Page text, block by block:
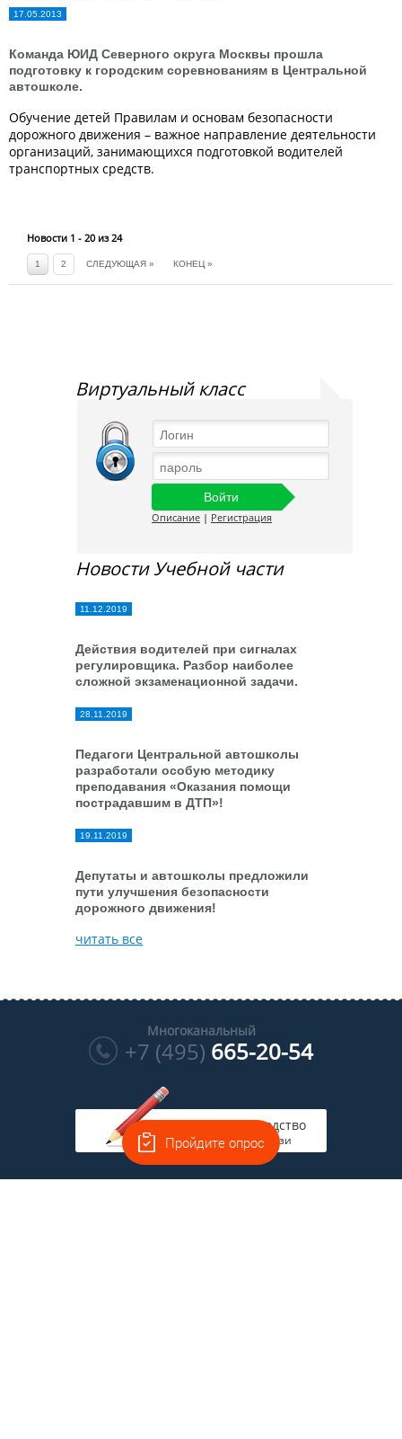
17.05.2013
Команда ЮИД Северного округа Москвы прошла
подготовку к городским соревнованиям в Центральной
автошколе.
Обучение детей Правилам и основам безопасности
дорожного движения – важное направление деятельности
организаций, занимающихся подготовкой водителей
транспортных средств.
Новости 1 - 20 из 24
1 2 СЛЕДУЮЩАЯ » КОНЕЦ »
Виртуальный класс
Описание | Регистрация
Новости Учебной части
11.12.2019
Действия водителей при сигналах
регулировщика. Разбор наиболее
сложной экзаменационной задачи.
28.11.2019
Педагоги Центральной автошколы
разработали особую методику
преподавания «Оказания помощи
пострадавшим в ДТП»!
19.11.2019
Депутаты и автошколы предложили
пути улучшения безопасности
дорожного движения!
читать все
Многоканальный
+7 (495) 665-20-54
Руководство
на связи
Пройдите опрос